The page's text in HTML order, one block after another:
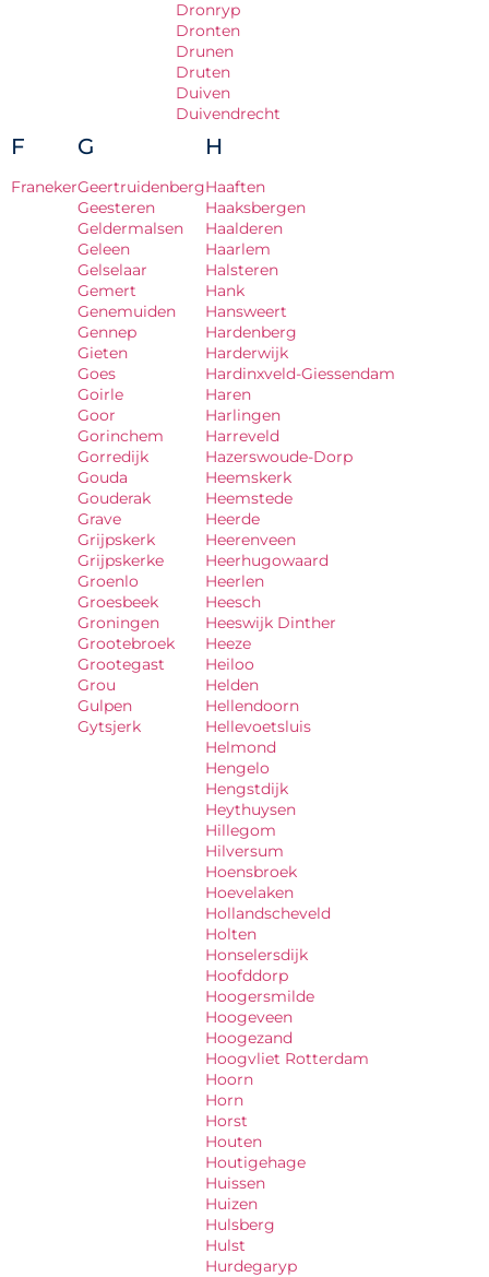
Dronryp
Dronten
Drunen
Druten
Duiven
Duivendrecht
F
Franeker
G
Geertruidenberg
Geesteren
Geldermalsen
Geleen
Gelselaar
Gemert
Genemuiden
Gennep
Gieten
Goes
Goirle
Goor
Gorinchem
Gorredijk
Gouda
Gouderak
Grave
Grijpskerk
Grijpskerke
Groenlo
Groesbeek
Groningen
Grootebroek
Grootegast
Grou
Gulpen
Gytsjerk
H
Haaften
Haaksbergen
Haalderen
Haarlem
Halsteren
Hank
Hansweert
Hardenberg
Harderwijk
Hardinxveld-Giessendam
Haren
Harlingen
Harreveld
Hazerswoude-Dorp
Heemskerk
Heemstede
Heerde
Heerenveen
Heerhugowaard
Heerlen
Heesch
Heeswijk Dinther
Heeze
Heiloo
Helden
Hellendoorn
Hellevoetsluis
Helmond
Hengelo
Hengstdijk
Heythuysen
Hillegom
Hilversum
Hoensbroek
Hoevelaken
Hollandscheveld
Holten
Honselersdijk
Hoofddorp
Hoogersmilde
Hoogeveen
Hoogezand
Hoogvliet Rotterdam
Hoorn
Horn
Horst
Houten
Houtigehage
Huissen
Huizen
Hulsberg
Hulst
Hurdegaryp